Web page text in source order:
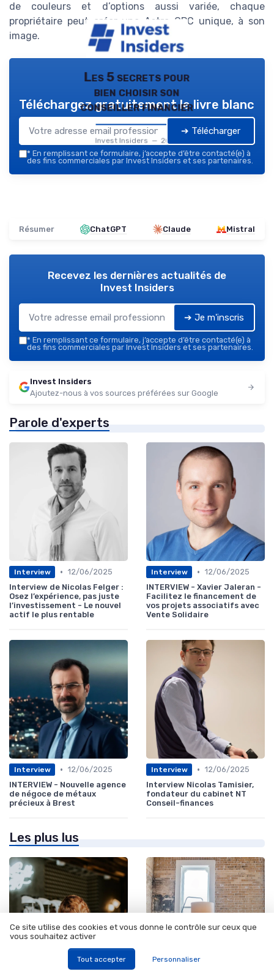
de couleurs et d’options aussi variée, chaque
propriétaire peut créer une Astra OPC unique, à son
image.
Les 5 secrets pour
bien choisir son
conseiller financier
Invest Insiders — 2026
Téléchargez gratuitement le livre blanc
➔ Télécharger
* En remplissant ce formulaire, j’accepte d’être contacté(e) à
des fins commerciales par Invest Insiders et ses partenaires.
Résumer ChatGPT Claude Mistral
Recevez les dernières actualités de
Invest Insiders
➔ Je m'inscris
* En remplissant ce formulaire, j’accepte d’être contacté(e) à
des fins commerciales par Invest Insiders et ses partenaires.
Invest Insiders
Ajoutez-nous à vos sources préférées sur Google
Parole d'experts
Interview • 12/06/2025
Interview de Nicolas Felger :
Osez l’expérience, pas juste
l’investissement - Le nouvel
actif le plus rentable
Interview • 12/06/2025
INTERVIEW - Xavier Jaleran -
Facilitez le financement de
vos projets associatifs avec
Vente Solidaire
Interview • 12/06/2025
INTERVIEW - Nouvelle agence
de négoce de métaux
précieux à Brest
Interview • 12/06/2025
Interview Nicolas Tamisier,
fondateur du cabinet NT
Conseil-finances
Les plus lus
Ce site utilise des cookies et vous donne le contrôle sur ceux que
vous souhaitez activer
Tout accepter Personnaliser